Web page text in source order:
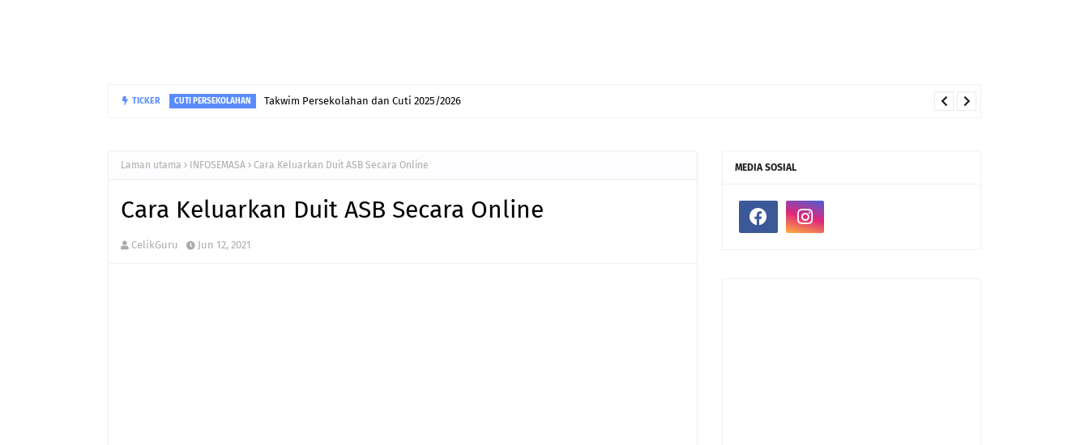
TICKER CUTI PERSEKOLAHAN Takwim Persekolahan dan Cuti 2025/2026
Laman utama INFOSEMASA Cara Keluarkan Duit ASB Secara Online
Cara Keluarkan Duit ASB Secara Online
CelikGuru Jun 12, 2021
MEDIA SOSIAL